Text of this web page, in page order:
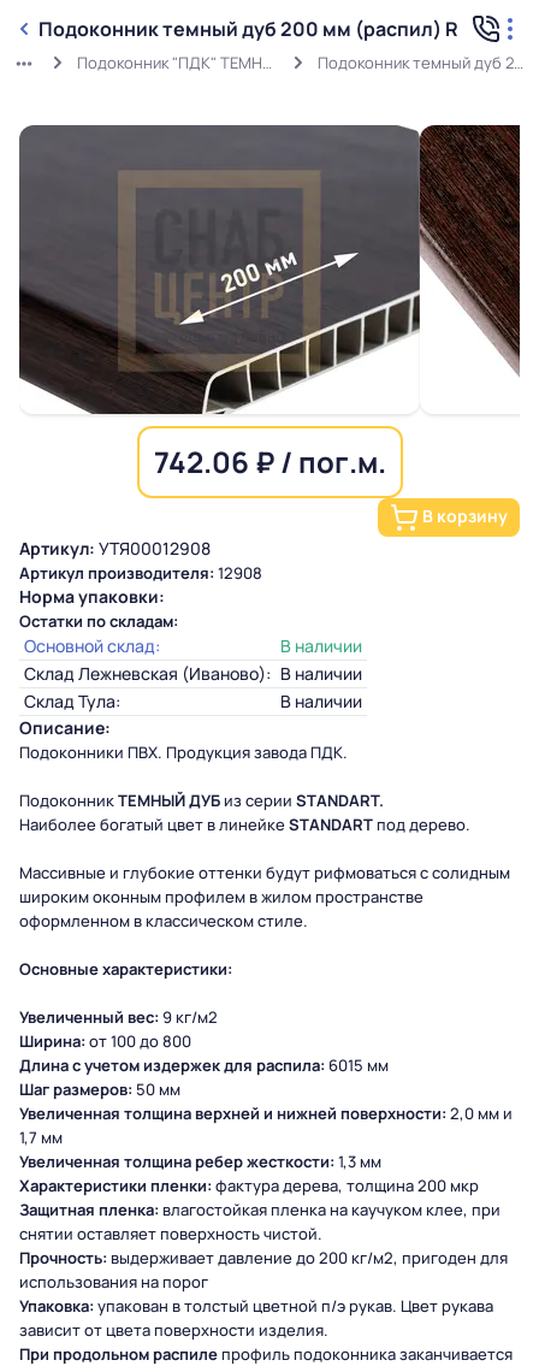
Подоконник темный дуб 200 мм (распил) R
Подоконник "ПДК" ТЕМНЫЙ ДУБ РАСПИЛ Подоконник темный дуб 200 мм (распил) R
742.06 ₽ / пог.м.
В корзину
Артикул: УТЯ00012908
Артикул производителя: 12908
Норма упаковки:
Остатки по складам:
Основной склад:
В наличии
Склад Лежневская (Иваново): В наличии
Склад Тула:
В наличии
Описание:
Подоконники ПВХ. Продукция завода ПДК.
ПодоконникТЕМНЫЙ ДУБ из серии STANDART.
Наиболее богатый цвет в линейке STANDART под дерево.
Массивные и глубокие оттенки будут рифмоваться с солидным
широким оконным профилем в жилом пространстве
оформленном в классическом стиле.
Основные характеристики:
Увеличенный вес: 9 кг/м2
Ширина: от 100 до 800
Длина с учетом издержек для распила: 6015 мм
Шаг размеров: 50 мм
Увеличенная толщина верхней и нижней поверхности: 2,0 мм и
1,7 мм
Увеличенная толщина ребер жесткости: 1,3 мм
Характеристики пленки: фактура дерева, толщина 200 мкр
Защитная пленка: влагостойкая пленка на каучуком клее, при
снятии оставляет поверхность чистой.
Прочность: выдерживает давление до 200 кг/м2, пригоден для
использования на порог
Упаковка: упакован в толстый цветной п/э рукав. Цвет рукава
зависит от цвета поверхности изделия.
При продольном распиле профиль подоконника заканчивается